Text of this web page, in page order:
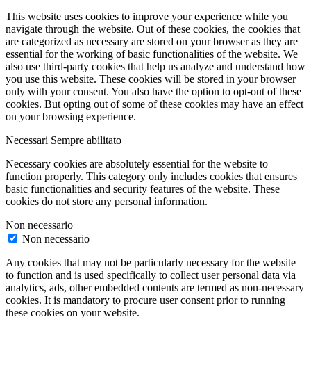
This website uses cookies to improve your experience while you
navigate through the website. Out of these cookies, the cookies that
are categorized as necessary are stored on your browser as they are
essential for the working of basic functionalities of the website. We
also use third-party cookies that help us analyze and understand how
you use this website. These cookies will be stored in your browser
only with your consent. You also have the option to opt-out of these
cookies. But opting out of some of these cookies may have an effect
on your browsing experience.
Necessari Sempre abilitato
Necessary cookies are absolutely essential for the website to
function properly. This category only includes cookies that ensures
basic functionalities and security features of the website. These
cookies do not store any personal information.
Non necessario
Non necessario
Any cookies that may not be particularly necessary for the website
to function and is used specifically to collect user personal data via
analytics, ads, other embedded contents are termed as non-necessary
cookies. It is mandatory to procure user consent prior to running
these cookies on your website.